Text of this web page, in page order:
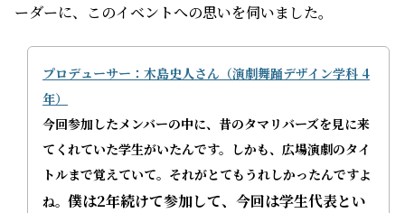
ーダーに、このイベントへの思いを伺いました。
プロデューサー：木島史人さん（演劇舞踊デザイン学科 4
年）
今回参加したメンバーの中に、昔のタマリバーズを見に来
てくれていた学生がいたんです。しかも、広場演劇のタイ
トルまで覚えていて。それがとてもうれしかったんですよ
ね。 僕は2年続けて参加して、今回は学生代表とい